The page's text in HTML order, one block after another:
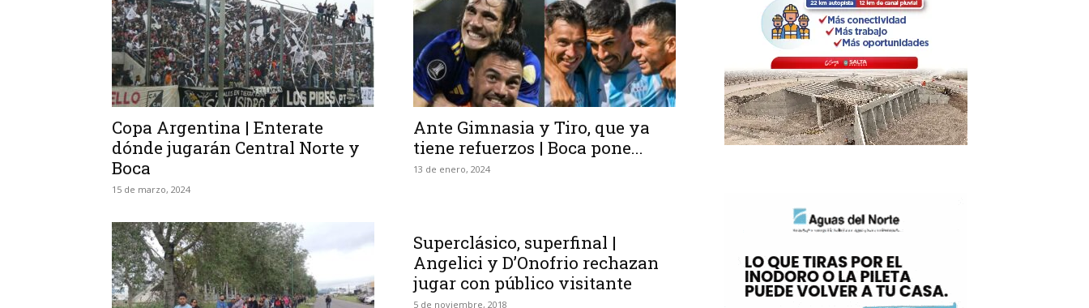
Copa Argentina | Enterate
dónde jugarán Central Norte y
Boca
15 de marzo, 2024
Ante Gimnasia y Tiro, que ya
tiene refuerzos | Boca pone...
13 de enero, 2024
Superclásico, superfinal |
Angelici y D’Onofrio rechazan
jugar con público visitante
5 de noviembre, 2018